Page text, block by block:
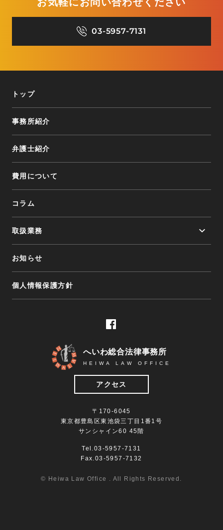
03-5957-7131
トップ
事務所紹介
弁護士紹介
費用について
コラム
取扱業務
遺言・相続
債務整理
刑事事件
お知らせ
個人情報保護方針
へいわ総合法律事務所
HEIWA LAW OFFICE
アクセス
〒170-6045
東京都豊島区東池袋三丁目1番1号
サンシャイン60 45階
Tel.03-5957-7131
Fax.03-5957-7132
© Heiwa Law Office . All Rights Reserved.